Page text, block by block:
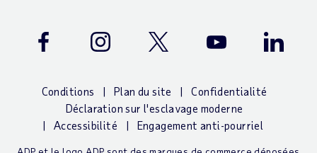
Facebook Instagram Twitter Youtube LinkedIn
Conditions Plan du site
Confidentialité
Déclaration sur l'esclavage moderne
Accessibilité
Engagement anti-pourriel